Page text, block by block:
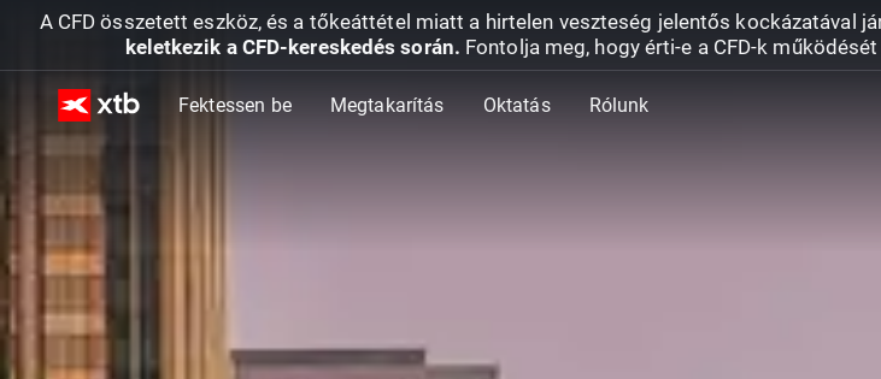
A CFD összetett eszköz, és a tőkeáttétel miatt a hirtelen veszteség jelentős kockázatával
keletkezik a CFD-kereskedés során. Fontolja meg, hogy érti-e a CFD-k
Fektessen be Megtakarítás Oktatás Rólunk